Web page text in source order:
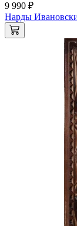
9 990 ₽
Нарды